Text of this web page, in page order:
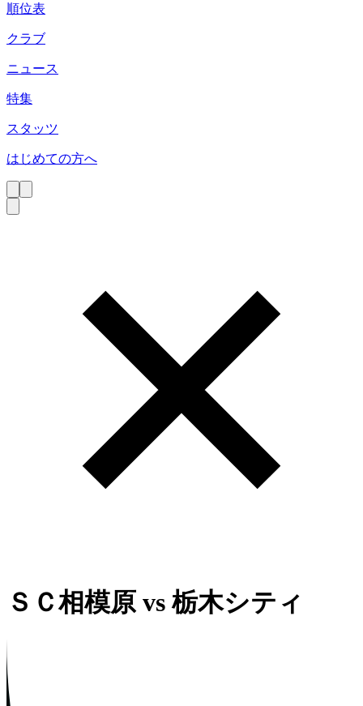
順位表
クラブ
ニュース
特集
スタッツ
はじめての方へ
ＳＣ相模原 vs 栃木シティ